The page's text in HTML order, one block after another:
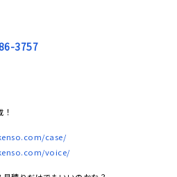
3757
case/
voice/